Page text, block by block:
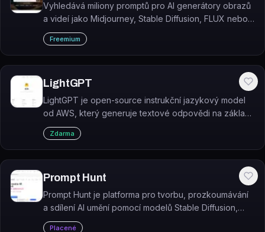
Vyhledává miliony promptů pro AI generátory obrazů
a videí jako Midjourney, Stable Diffusion, FLUX nebo
Sora.
Freemium
LightGPT
LightGPT je open-source instrukční jazykový model
od AWS, který generuje textové odpovědi na základě
zadaných instrukcí v angličtině.
Zdarma
Prompt Hunt
Prompt Hunt je platforma pro tvorbu, prozkoumávání
a sdílení AI umění pomocí modelů Stable Diffusion,
DALL·E a vlastního modelu Chroma.
Placené